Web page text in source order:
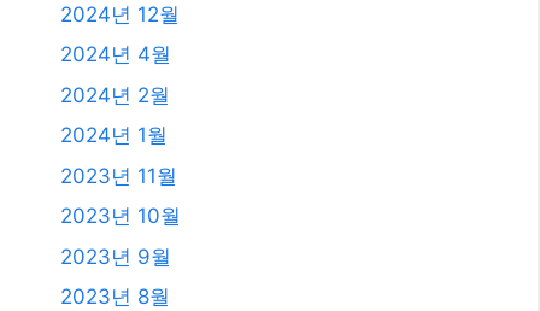
2024년 12월
2024년 4월
2024년 2월
2024년 1월
2023년 11월
2023년 10월
2023년 9월
2023년 8월